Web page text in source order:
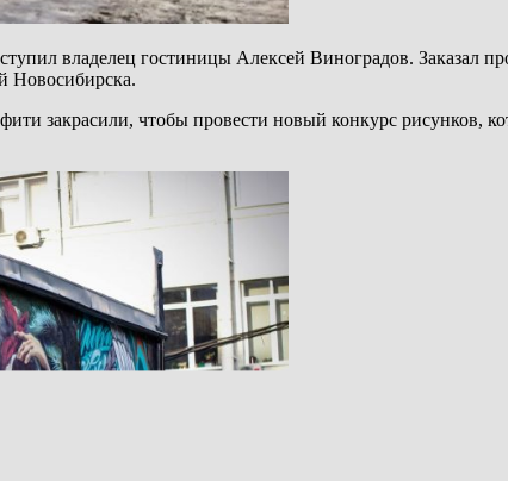
владелец гостиницы Алексей Виноградов. Заказал
Новосибирска.
закрасили, чтобы провести новый конкурс рисунков,